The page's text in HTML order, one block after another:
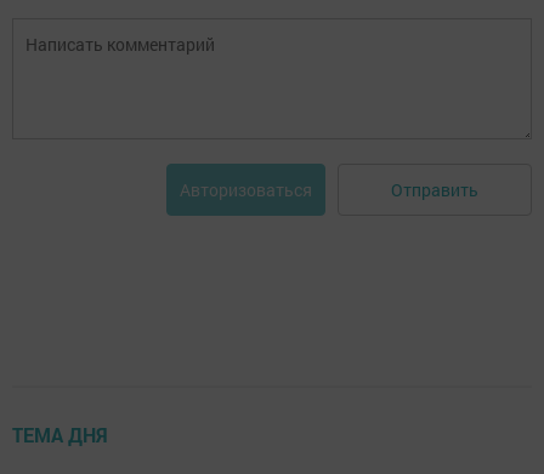
Авторизоваться Отправить
ТЕМА ДНЯ